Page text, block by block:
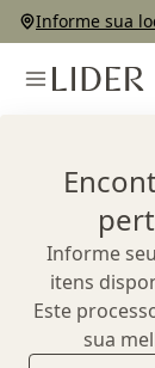
Informe sua
Informe
itens
Este
sua
Sofás